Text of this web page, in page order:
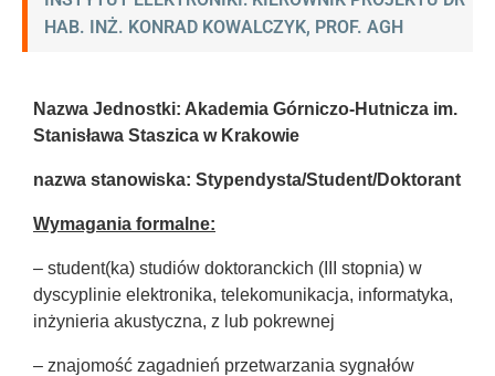
HAB. INŻ. KONRAD KOWALCZYK, PROF. AGH
Nazwa Jednostki: Akademia Górniczo-Hutnicza im.
Stanisława Staszica w Krakowie
nazwa stanowiska: Stypendysta/Student/Doktorant
Wymagania formalne:
– student(ka) studiów doktoranckich (III stopnia) w
dyscyplinie elektronika, telekomunikacja, informatyka,
inżynieria akustyczna, z lub pokrewnej
– znajomość zagadnień przetwarzania sygnałów